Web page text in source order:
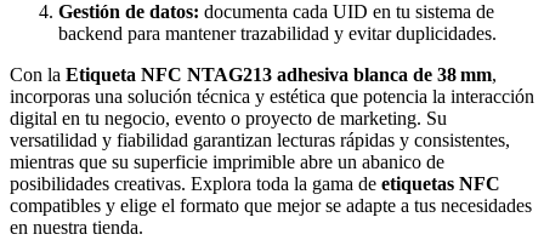
Gestión de datos: documenta cada UID en tu sistema de
backend para mantener trazabilidad y evitar duplicidades.
Con la Etiqueta NFC NTAG213 adhesiva blanca de 38 mm,
incorporas una solución técnica y estética que potencia la interacción
digital en tu negocio, evento o proyecto de marketing. Su
versatilidad y fiabilidad garantizan lecturas rápidas y consistentes,
mientras que su superficie imprimible abre un abanico de
posibilidades creativas. Explora toda la gama de etiquetas NFC
compatibles y elige el formato que mejor se adapte a tus necesidades
en nuestra tienda.